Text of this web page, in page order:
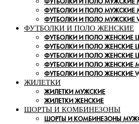
ФУТБОЛКИ И ПОЛО МУЖСКИЕ
ФУТБОЛКИ И ПОЛО МУЖСКИЕ
ФУТБОЛКИ И ПОЛО ЖЕНСКИЕ
ФУТБОЛКИ И ПОЛО ЖЕНСКИЕ
ФУТБОЛКИ И ПОЛО ЖЕНСКИЕ
ФУТБОЛКИ И ПОЛО ЖЕНСКИЕ
ФУТБОЛКИ И ПОЛО ЖЕНСКИЕ
ФУТБОЛКИ И ПОЛО ЖЕНСКИЕ
ЖИЛЕТКИ
ЖИЛЕТКИ МУЖСКИЕ
ЖИЛЕТКИ ЖЕНСКИЕ
ШОРТЫ И КОМБИНЕЗОНЫ
ШОРТЫ И КОМБИНЕЗОНЫ